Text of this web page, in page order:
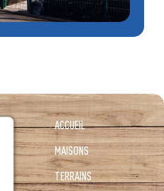
ACCUEIL
MAISONS
TERRAINS